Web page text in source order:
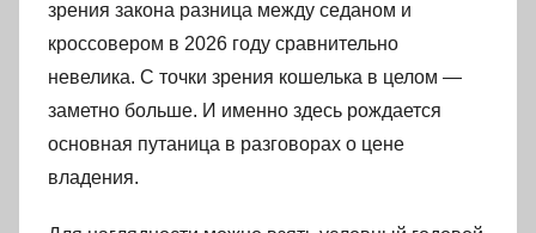
зрения закона разница между седаном и
кроссовером в 2026 году сравнительно
невелика. С точки зрения кошелька в целом —
заметно больше. И именно здесь рождается
основная путаница в разговорах о цене
владения.